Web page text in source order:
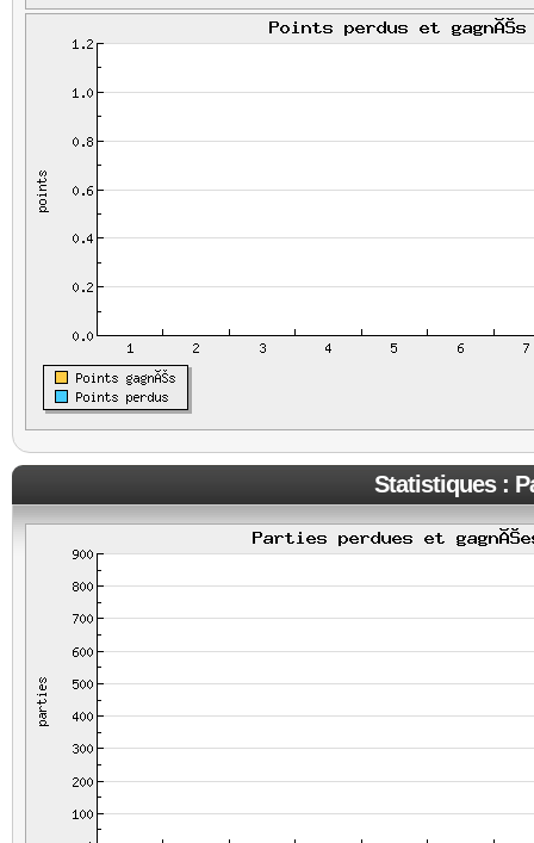
Statistiques :